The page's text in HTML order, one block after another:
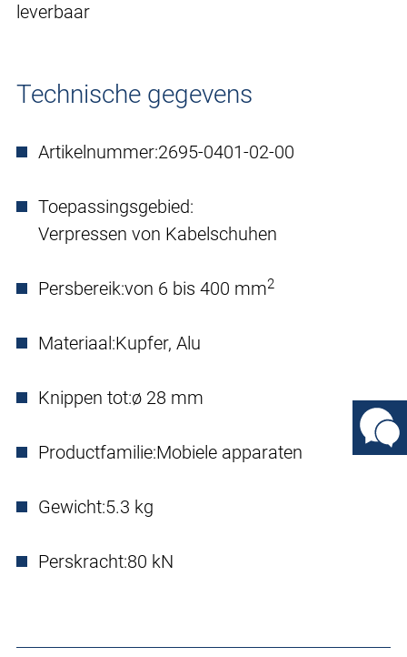
leverbaar
Technische gegevens
Artikelnummer:2695-0401-02-00
Toepassingsgebied:
Verpressen von Kabelschuhen
Persbereik:von 6 bis 400 mm2
Materiaal:Kupfer, Alu
Knippen tot:ø 28 mm
Productfamilie:Mobiele apparaten
Gewicht:5.3 kg
Perskracht:80 kN